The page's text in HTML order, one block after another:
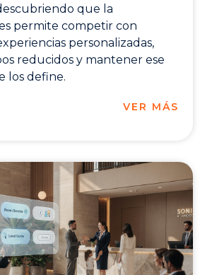
que la
permite competir con
personalizadas,
reducidos y mantener ese
los define.
VER MÁS